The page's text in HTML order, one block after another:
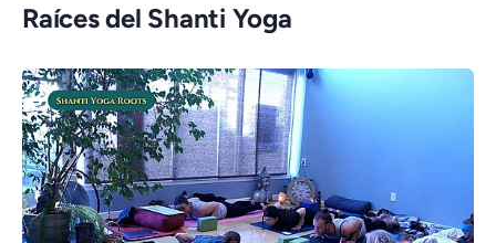
Raíces del Shanti Yoga